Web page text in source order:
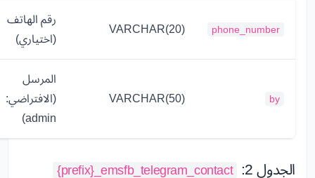
phone_number
VARCHAR(20)
رقم الهاتف
(اختياري)
by
VARCHAR(50)
المرسل
(الافتراضي:
admin)
الجدول 2: {prefix}_emsfb_telegram_contact